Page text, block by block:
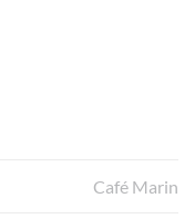
Café Marin